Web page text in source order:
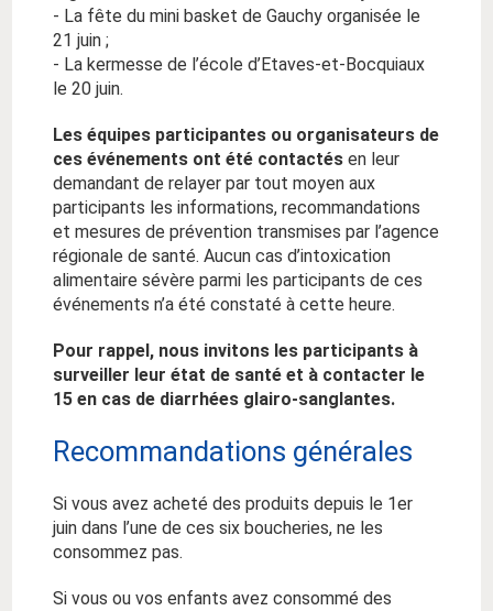
- La fête du mini basket de Gauchy organisée le
21 juin ;
- La kermesse de l’école d’Etaves-et-Bocquiaux
le 20 juin.
Les équipes participantes ou organisateurs de
ces événements ont été contactés en leur
demandant de relayer par tout moyen aux
participants les informations, recommandations
et mesures de prévention transmises par l’agence
régionale de santé. Aucun cas d’intoxication
alimentaire sévère parmi les participants de ces
événements n’a été constaté à cette heure.
Pour rappel, nous invitons les participants à
surveiller leur état de santé et à contacter le
15 en cas de diarrhées glairo-sanglantes.
Recommandations générales
Si vous avez acheté des produits depuis le 1er
juin dans l’une de ces six boucheries, ne les
consommez pas.
Si vous ou vos enfants avez consommé des